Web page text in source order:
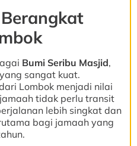
Bumi Seribu Masjid,
sangat kuat.
Lombok menjadi nilai
tidak perlu transit
lebih singkat dan
bagi jamaah yang